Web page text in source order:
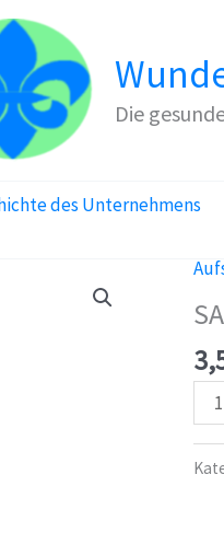
Die
des Unternehmens